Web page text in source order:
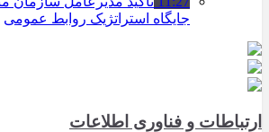
جایگاه استراتژیک روابط عمومی
ارتباطات و فناوری اطلاعات